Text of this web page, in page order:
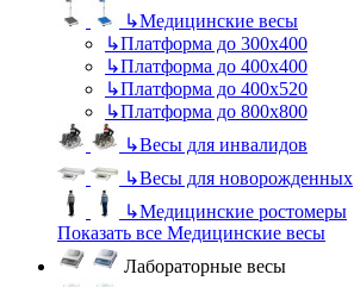
↳Медицинские весы
↳Платформа до 300х400
↳Платформа до 400х400
↳Платформа до 400х520
↳Платформа до 800х800
↳Весы для инвалидов
↳Весы для новорожденных
↳Медицинские ростомеры
Показать все Медицинские весы
Лабораторные весы